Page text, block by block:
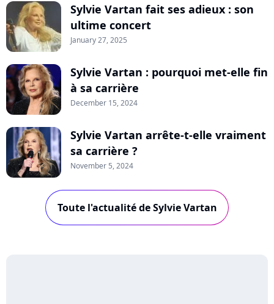
Sylvie Vartan fait ses adieux : son
ultime concert
January 27, 2025
Sylvie Vartan : pourquoi met-elle fin
à sa carrière
December 15, 2024
Sylvie Vartan arrête-t-elle vraiment
sa carrière ?
November 5, 2024
Toute l'actualité de Sylvie Vartan